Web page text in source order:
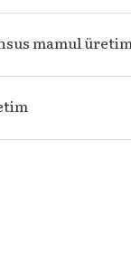
mamul